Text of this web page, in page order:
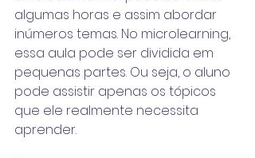
algumas horas e assim abordar
inúmeros temas. No microlearning,
essa aula pode ser dividida em
pequenas partes. Ou seja, o aluno
pode assistir apenas os tópicos
que ele realmente necessita
aprender.